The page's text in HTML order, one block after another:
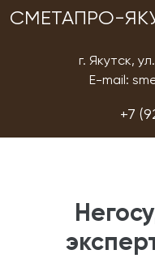
СМЕТАПРО-
г. Якутск,
E-mail:
+7